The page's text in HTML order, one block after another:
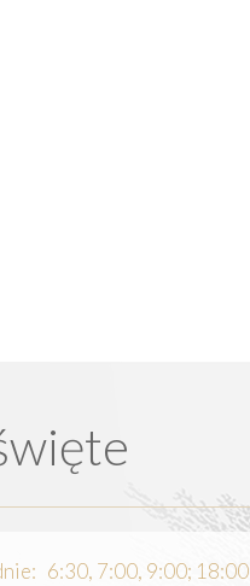
6:30, 7:00, 9:00; 18:00